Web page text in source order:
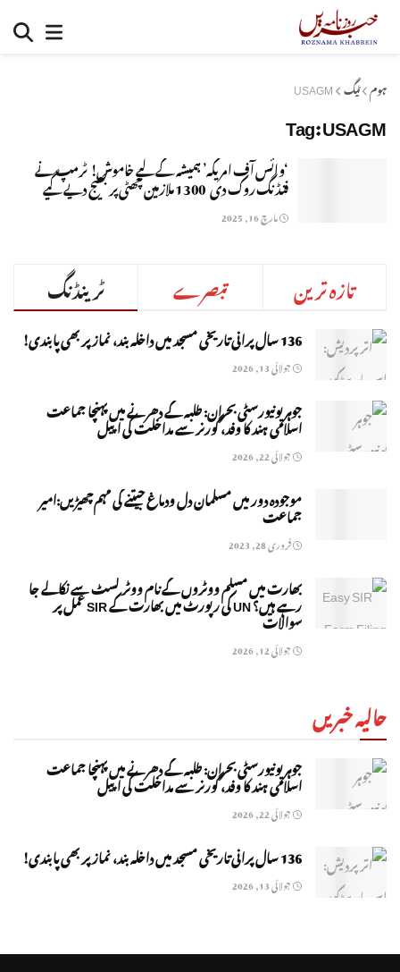
ہوم ٹیگ USAGM
Tag:USAGM
‘وائس آف امریکہ’ ہمیشہ کے لیے خاموش! ٹرمپ نے
فنڈنگ روک دی 1300 ملازمین چھٹی پر بھیج دیے گیے
مارچ 16, 2025
ٹرینڈنگ تبصرے تازہ ترین
136 سال پرانی تاریخی مسجد میں داخلہ بند، نماز پر بھی پابندی!
جولائی 13, 2026
جوہر یونیورسٹی بحران: طلبہ کے دھرنے میں پہنچا جماعت
اسلامی ہند کا وفد، گورنر سے مداخلت کی اپیل
جولائی 22, 2026
موجودہ دور میں مسلمان دل ودماغ جیتنے کی مہم چھیڑیں:امیر
جماعت
فروری 28, 2023
بھارت میں مسلم ووٹروں کے نام ووٹر لسٹ سے نکالے جا
رہے ہیں؟ UN کی رپورٹ میں بھارت کے SIR عمل پر
سوالات
جولائی 12, 2026
حالیہ خبریں
جوہر یونیورسٹی بحران: طلبہ کے دھرنے میں پہنچا جماعت
اسلامی ہند کا وفد، گورنر سے مداخلت کی اپیل
جولائی 22, 2026
136 سال پرانی تاریخی مسجد میں داخلہ بند، نماز پر بھی پابندی!
جولائی 13, 2026